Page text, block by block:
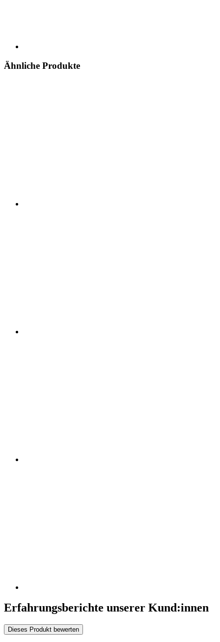
Ähnliche Produkte
Erfahrungsberichte unserer Kund:innen
Dieses Produkt bewerten